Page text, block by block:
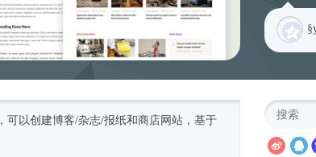
，可以创建博客/杂志/报纸和商店网站，基于